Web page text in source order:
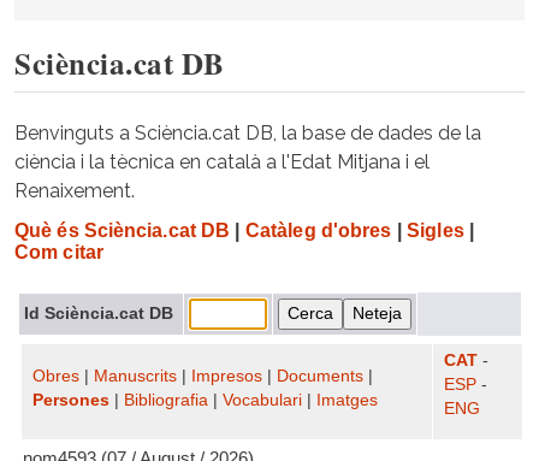
Sciència.cat DB
Benvinguts a Sciència.cat DB, la base de dades de la
ciència i la tècnica en català a l'Edat Mitjana i el
Renaixement.
Què és Sciència.cat DB Catàleg d'obres Sigles|
Com citar
Id Sciència.cat DB
Obres Manuscrits Impresos Documents
Persones
Bibliografia Vocabulari Imatges
CAT -
ESP -
ENG